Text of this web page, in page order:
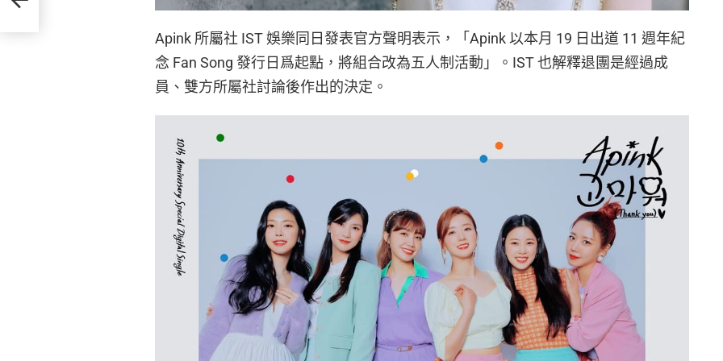
Apink 所屬社 IST 娛樂同日發表官方聲明表示，「Apink 以本月 19 日出道 11 週年紀
念 Fan Song 發行日爲起點，將組合改為五人制活動」。IST 也解釋退團是經過成
員、雙方所屬社討論後作出的決定。